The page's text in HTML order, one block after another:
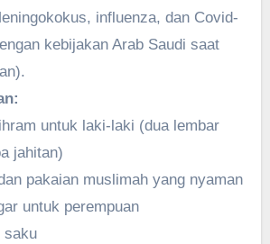
influenza, dan Covid-
kebijakan Arab Saudi saat
untuk laki-laki (dua lembar
jahitan)
pakaian muslimah yang nyaman
untuk perempuan
saku